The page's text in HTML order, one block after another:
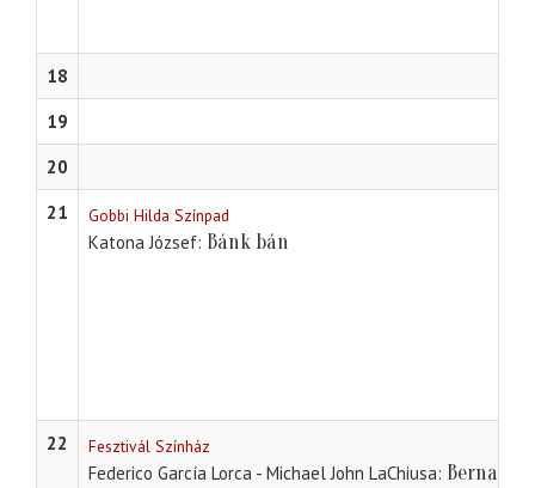
18
19
20
21
Gobbi Hilda Színpad
Katona József Bánk bán
22 Fesztivál Színház
Federico García Lorca - Michael John LaChiusa Bernarda